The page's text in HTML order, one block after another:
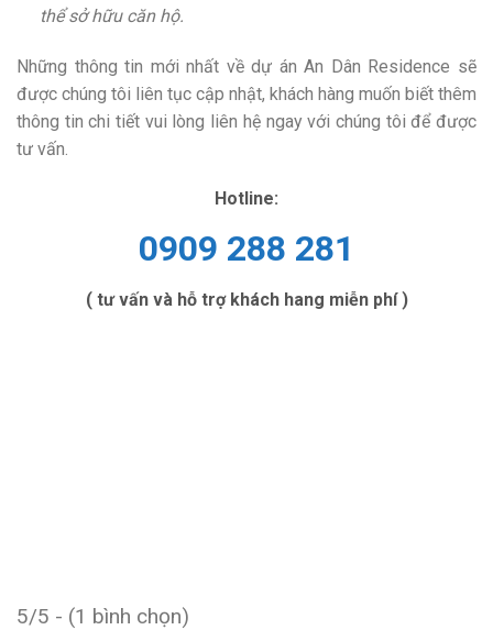
thể sở hữu căn hộ.
Những thông tin mới nhất về dự án An Dân Residence sẽ
được chúng tôi liên tục cập nhật, khách hàng muốn biết thêm
thông tin chi tiết vui lòng liên hệ ngay với chúng tôi để được
tư vấn.
Hotline:
0909 288 281
( tư vấn và hỗ trợ khách hang miễn phí )
5/5 - (1 bình chọn)